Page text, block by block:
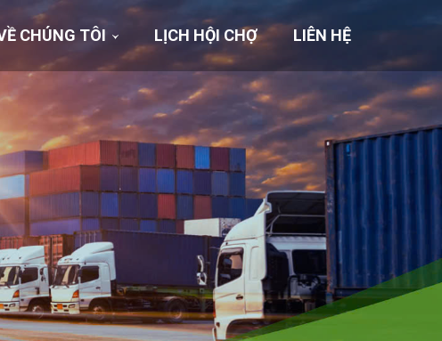
CHÚNG TÔI LỊCH HỘI CHỢ LIÊN HỆ